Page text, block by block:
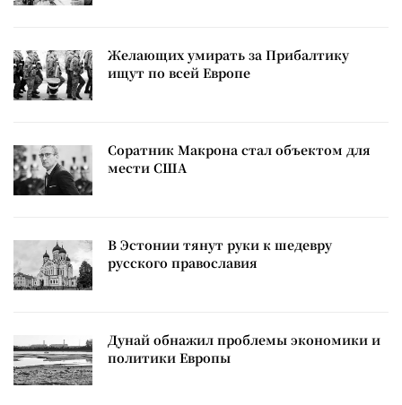
Желающих умирать за Прибалтику
ищут по всей Европе
Соратник Макрона стал объектом для
мести США
В Эстонии тянут руки к шедевру
русского православия
Дунай обнажил проблемы экономики и
политики Европы